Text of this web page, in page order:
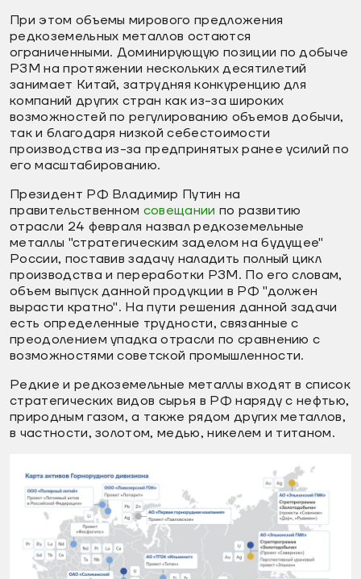
При этом объемы мирового предложения
редкоземельных металлов остаются
ограниченными. Доминирующую позиции по добыче
РЗМ на протяжении нескольких десятилетий
занимает Китай, затрудняя конкуренцию для
компаний других стран как из-за широких
возможностей по регулированию объемов добычи,
так и благодаря низкой себестоимости
производства из-за предпринятых ранее усилий по
его масштабированию.
Президент РФ Владимир Путин на
правительственном совещании по развитию
отрасли 24 февраля назвал редкоземельные
металлы "стратегическим заделом на будущее"
России, поставив задачу наладить полный цикл
производства и переработки РЗМ. По его словам,
объем выпуск данной продукции в РФ "должен
вырасти кратно". На пути решения данной задачи
есть определенные трудности, связанные с
преодолением упадка отрасли по сравнению с
возможностями советской промышленности.
Редкие и редкоземельные металлы входят в список
стратегических видов сырья в РФ наряду с нефтью,
природным газом, а также рядом других металлов,
в частности, золотом, медью, никелем и титаном.